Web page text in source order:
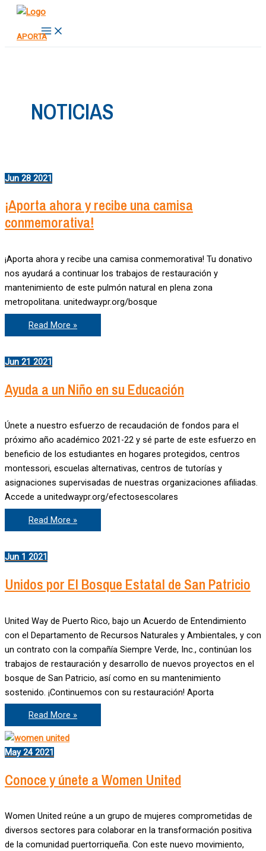
contenido
Main
Menu
APORTA
NOTICIAS
Jun 28 2021
¡Aporta ahora y recibe una camisa
conmemorativa!
¡Aporta ahora y recibe una camisa conmemorativa! Tu donativo
nos ayudará a continuar los trabajos de restauración y
mantenimiento de este pulmón natural en plena zona
metropolitana. unitedwaypr.org/bosque
¡Aporta
ahora
y
una
camisa
Read More »
Jun 21 2021
Ayuda a un Niño en su Educación
Únete a nuestro esfuerzo de recaudación de fondos para el
próximo año académico 2021-22 y sé parte de este esfuerzo en
beneficio de los estudiantes en hogares protegidos, centros
montessori, escuelas alternativas, centros de tutorías y
asignaciones supervisadas de nuestras organizaciones afiliadas.
Accede a unitedwaypr.org/efectosescolares
Ayuda
a
un
en
su
Read More »
Jun 1 2021
Unidos por El Bosque Estatal de San Patricio
United Way de Puerto Rico, bajo un Acuerdo de Entendimiento
con el Departamento de Recursos Naturales y Ambientales, y con
un contrato con la compañía Siempre Verde, Inc., continúan los
trabajos de restauración y desarrollo de nuevos proyectos en el
bosque de San Patricio, así como en su mantenimiento
sostenido. ¡Continuemos con su restauración! Aporta
Unidos
por
El
Bosque
Estatal
de
Read More »
May 24 2021
Conoce y únete a Women United
Women United reúne a un grupo de mujeres comprometidas de
diversos sectores para colaborar en la transformación positiva
de la comunidad puertorriqueña. Con este nuevo movimiento,